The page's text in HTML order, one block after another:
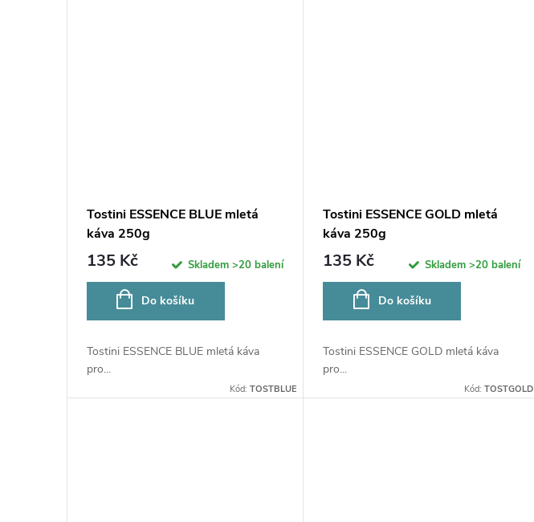
Tostini ESSENCE BLUE mletá
káva 250g
135 Kč Skladem>20 balení
Do košíku
Tostini ESSENCE BLUE mletá káva
pro...
Kód:TOSTBLUE
Tostini ESSENCE GOLD mletá
káva 250g
135 Kč Skladem >20 balení
Do košíku
Tostini ESSENCE GOLD mletá káva
pro...
Kód: TOSTGOLD